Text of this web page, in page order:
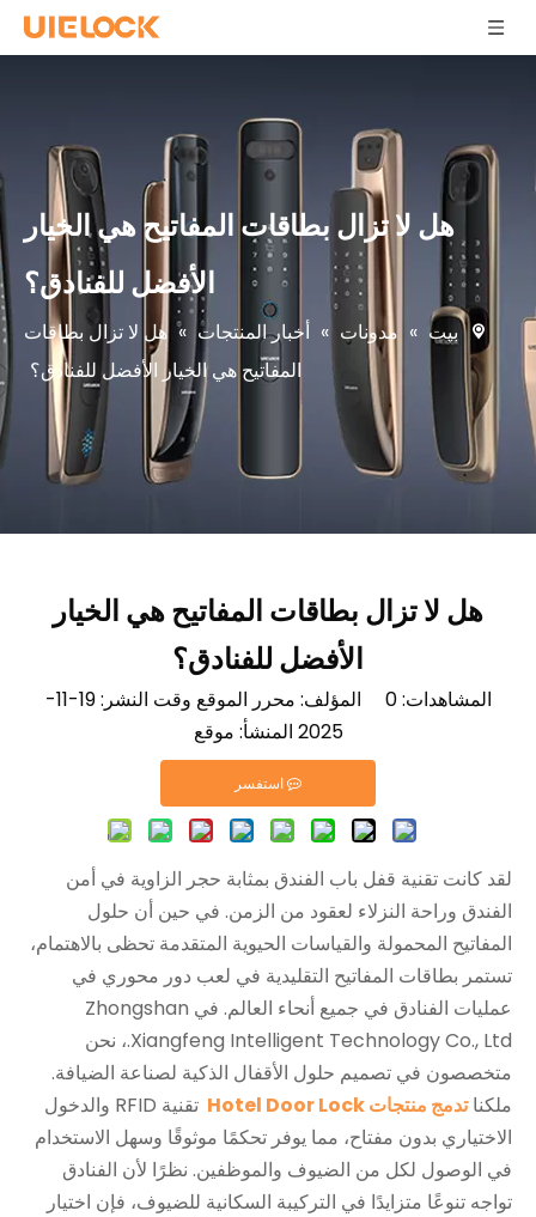
هل لا تزال بطاقات المفاتيح هي الخيار
الأفضل للفنادق؟
بيت » مدونات » أخبار المنتجات » هل لا تزال بطاقات
المفاتيح هي الخيار الأفضل للفنادق؟
هل لا تزال بطاقات المفاتيح هي الخيار
الأفضل للفنادق؟
المشاهدات:0
المؤلف: محرر الموقع وقت النشر: 19-11-
2025 المنشأ:
موقع
استفسر
لقد كانت تقنية قفل باب الفندق بمثابة حجر الزاوية في أمن
الفندق وراحة النزلاء لعقود من الزمن. في حين أن حلول
المفاتيح المحمولة والقياسات الحيوية المتقدمة تحظى بالاهتمام،
تستمر بطاقات المفاتيح التقليدية في لعب دور محوري في
عمليات الفنادق في جميع أنحاء العالم. في Zhongshan
Xiangfeng Intelligent Technology Co., Ltd.، نحن
متخصصون في تصميم حلول الأقفال الذكية لصناعة الضيافة.
ملكناتدمج منتجات Hotel Door Lock
تقنية RFID والدخول
الاختياري بدون مفتاح، مما يوفر تحكمًا موثوقًا وسهل الاستخدام
في الوصول لكل من الضيوف والموظفين. نظرًا لأن الفنادق
تواجه تنوعًا متزايدًا في التركيبة السكانية للضيوف، فإن اختيار